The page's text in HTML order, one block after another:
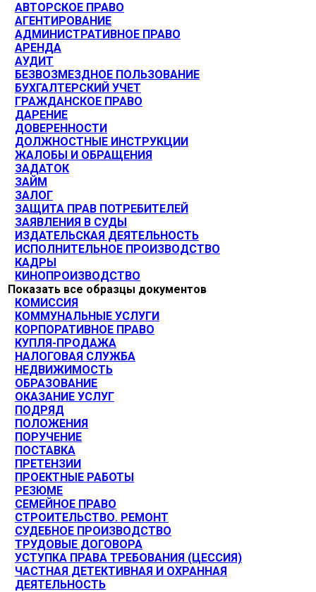
АВТОРСКОЕ ПРАВО
АГЕНТИРОВАНИЕ
АДМИНИСТРАТИВНОЕ ПРАВО
АРЕНДА
АУДИТ
БЕЗВОЗМЕЗДНОЕ ПОЛЬЗОВАНИЕ
БУХГАЛТЕРСКИЙ УЧЕТ
ГРАЖДАНСКОЕ ПРАВО
ДАРЕНИЕ
ДОВЕРЕННОСТИ
ДОЛЖНОСТНЫЕ ИНСТРУКЦИИ
ЖАЛОБЫ И ОБРАЩЕНИЯ
ЗАДАТОК
ЗАЙМ
ЗАЛОГ
ЗАЩИТА ПРАВ ПОТРЕБИТЕЛЕЙ
ЗАЯВЛЕНИЯ В СУДЫ
ИЗДАТЕЛЬСКАЯ ДЕЯТЕЛЬНОСТЬ
ИСПОЛНИТЕЛЬНОЕ ПРОИЗВОДСТВО
КАДРЫ
КИНОПРОИЗВОДСТВО
Показать все образцы документов
КОМИССИЯ
КОММУНАЛЬНЫЕ УСЛУГИ
КОРПОРАТИВНОЕ ПРАВО
КУПЛЯ-ПРОДАЖА
НАЛОГОВАЯ СЛУЖБА
НЕДВИЖИМОСТЬ
ОБРАЗОВАНИЕ
ОКАЗАНИЕ УСЛУГ
ПОДРЯД
ПОЛОЖЕНИЯ
ПОРУЧЕНИЕ
ПОСТАВКА
ПРЕТЕНЗИИ
ПРОЕКТНЫЕ РАБОТЫ
РЕЗЮМЕ
СЕМЕЙНОЕ ПРАВО
СТРОИТЕЛЬСТВО. РЕМОНТ
СУДЕБНОЕ ПРОИЗВОДСТВО
ТРУДОВЫЕ ДОГОВОРА
УСТУПКА ПРАВА ТРЕБОВАНИЯ (ЦЕССИЯ)
ЧАСТНАЯ ДЕТЕКТИВНАЯ И ОХРАННАЯ
ДЕЯТЕЛЬНОСТЬ